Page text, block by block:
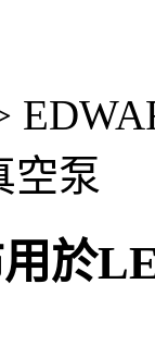
空泵
於